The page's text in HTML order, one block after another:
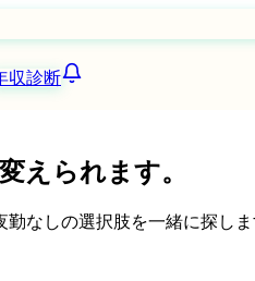
収診断
えられます。
なしの選択肢を一緒に探しま